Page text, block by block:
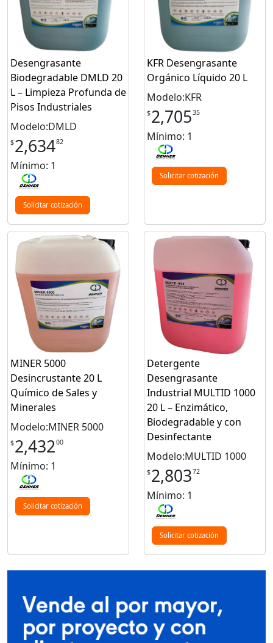
Desengrasante
Biodegradable DMLD 20
L – Limpieza Profunda de
Pisos Industriales
Modelo:DMLD
$2,63482
Mínimo: 1
Solicitar cotización
KFR Desengrasante
Orgánico Líquido 20 L
Modelo:KFR
$2,70535
Mínimo: 1
Solicitar cotización
MINER 5000
Desincrustante 20 L
Químico de Sales y
Minerales
Modelo:MINER 5000
$2,43200
Mínimo: 1
Solicitar cotización
Detergente
Desengrasante
Industrial MULTID 1000
20 L – Enzimático,
Biodegradable y con
Desinfectante
Modelo:MULTID 1000
$2,80372
Mínimo: 1
Solicitar cotización